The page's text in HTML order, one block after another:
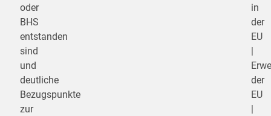
oder
BHS
entstanden
sind
und
deutliche
Bezugspunkte
zur
in
der
EU
der
EU